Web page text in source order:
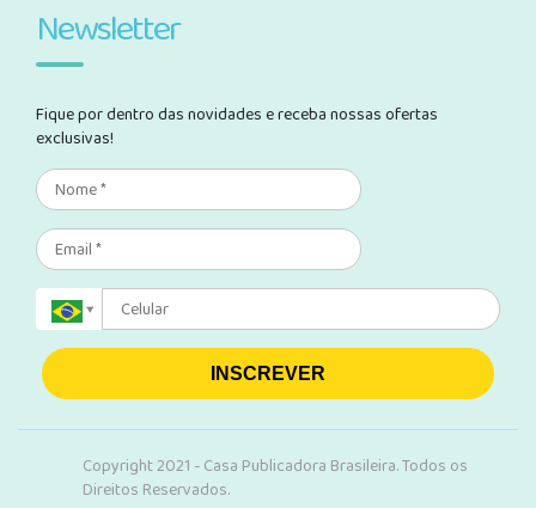
Newsletter
Fique por dentro das novidades e receba nossas ofertas
exclusivas!
INSCREVER
Copyright 2021 - Casa Publicadora Brasileira. Todos os
Direitos Reservados.